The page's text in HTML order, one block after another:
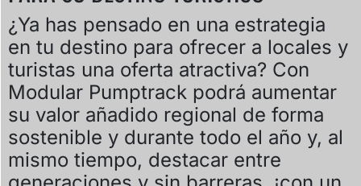
¿Ya has pensado en una estrategia
en tu destino para ofrecer a locales y
turistas una oferta atractiva? Con
Modular Pumptrack podrá aumentar
su valor añadido regional de forma
sostenible y durante todo el año y, al
mismo tiempo, destacar entre